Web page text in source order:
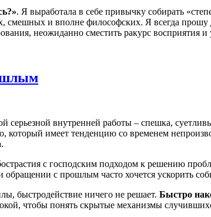
. Я выработала в себе привычку собирать
смешных и вполне философских. Я всегда
неожиданно сместить ракурс восприятия и
серьезной внутренней работы – спешка,
имеет тенденцию со временем
с господским подходом к решению
с прошлым часто хочется ускорить
быстродействие ничего не решает. Быстро
чтобы понять скрытые механизмы